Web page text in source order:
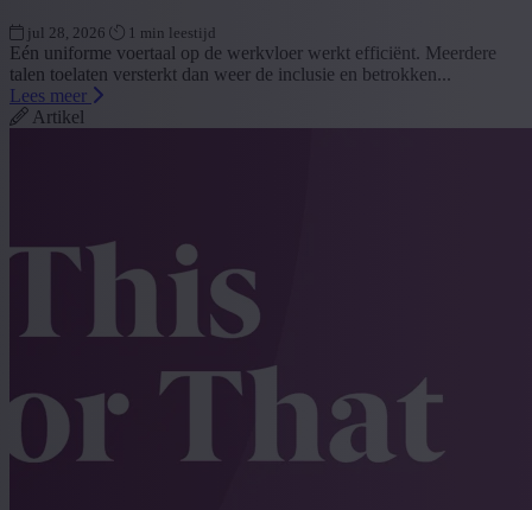
jul 28, 2026 1 min leestijd
Eén uniforme voertaal op de werkvloer werkt efficiënt. Meerdere
talen toelaten versterkt dan weer de inclusie en betrokken...
Lees meer
Artikel